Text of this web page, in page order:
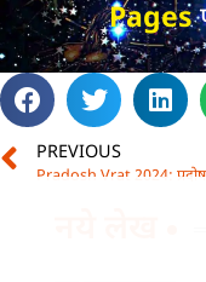
Pages
PREVIOUS
Pradosh Vrat 2024: